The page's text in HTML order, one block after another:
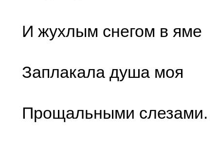
И жухлым снегом в яме
Заплакала душа моя
Прощальными слезами.